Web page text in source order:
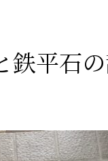
鉄平石の